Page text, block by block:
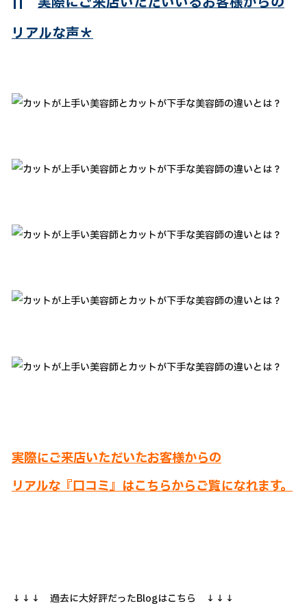
リアルな声＊
実際にご来店いただいたお客様からの
リアルな『口コミ』はこちらからご覧になれます。
↓↓↓ 過去に大好評だったBlogはこちら ↓↓↓